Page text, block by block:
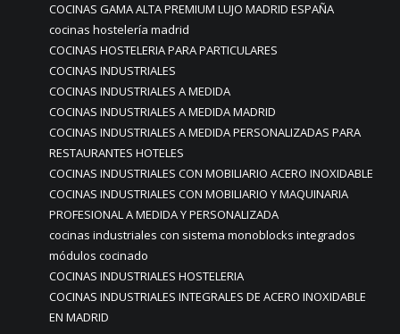
COCINAS GAMA ALTA PREMIUM LUJO MADRID ESPAÑA
cocinas hostelería madrid
COCINAS HOSTELERIA PARA PARTICULARES
COCINAS INDUSTRIALES
COCINAS INDUSTRIALES A MEDIDA
COCINAS INDUSTRIALES A MEDIDA MADRID
COCINAS INDUSTRIALES A MEDIDA PERSONALIZADAS PARA
RESTAURANTES HOTELES
COCINAS INDUSTRIALES CON MOBILIARIO ACERO INOXIDABLE
COCINAS INDUSTRIALES CON MOBILIARIO Y MAQUINARIA
PROFESIONAL A MEDIDA Y PERSONALIZADA
cocinas industriales con sistema monoblocks integrados
módulos cocinado
COCINAS INDUSTRIALES HOSTELERIA
COCINAS INDUSTRIALES INTEGRALES DE ACERO INOXIDABLE
EN MADRID